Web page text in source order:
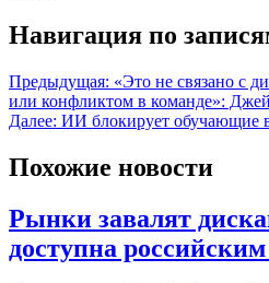
Навигация по
Предыдущая: «Это не связано с
или конфликтом в команде»:
Далее: ИИ блокирует обучающие
Похожие новости
Рынки завалят
доступна